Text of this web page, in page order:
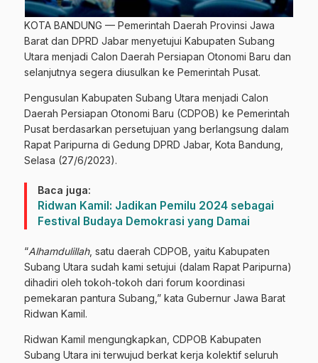
KOTA BANDUNG — Pemerintah Daerah Provinsi Jawa
Barat dan DPRD Jabar menyetujui Kabupaten Subang
Utara menjadi Calon Daerah Persiapan Otonomi Baru dan
selanjutnya segera diusulkan ke Pemerintah Pusat.
Pengusulan Kabupaten Subang Utara menjadi Calon
Daerah Persiapan Otonomi Baru (CDPOB) ke Pemerintah
Pusat berdasarkan persetujuan yang berlangsung dalam
Rapat Paripurna di Gedung DPRD Jabar, Kota Bandung,
Selasa (27/6/2023).
Baca juga:
Ridwan Kamil: Jadikan Pemilu 2024 sebagai
Festival Budaya Demokrasi yang Damai
“Alhamdulillah, satu daerah CDPOB, yaitu Kabupaten
Subang Utara sudah kami setujui (dalam Rapat Paripurna)
dihadiri oleh tokoh-tokoh dari forum koordinasi
pemekaran pantura Subang,” kata Gubernur Jawa Barat
Ridwan Kamil.
Ridwan Kamil mengungkapkan, CDPOB Kabupaten
Subang Utara ini terwujud berkat kerja kolektif seluruh